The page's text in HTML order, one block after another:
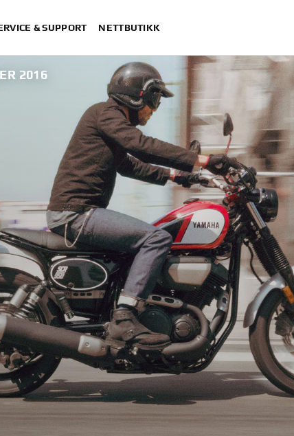
& SUPPORT NETTBUTIKK
2016